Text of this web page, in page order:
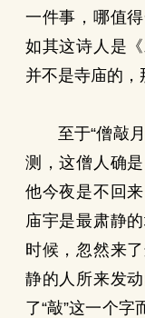
一件事，哪值
如其这诗人是
并不是寺庙的，
至于“僧敲月
测，这僧人确
他今夜是不回
庙宇是最肃静
时候，忽然来
静的人所来发
了“敲”这一个